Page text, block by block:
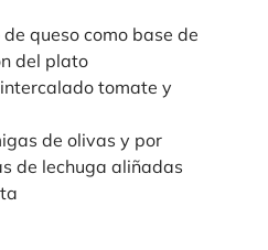
queso como base de
del plato
tomate y
de olivas y por
de lechuga aliñadas